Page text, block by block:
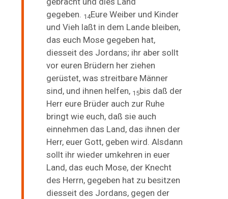
gegeben. 14Eure Weiber und Kinder
und Vieh laßt in dem Lande bleiben,
das euch Mose gegeben hat,
diesseit des Jordans; ihr aber sollt
vor euren Brüdern her ziehen
gerüstet, was streitbare Männer
sind, und ihnen helfen, 15bis daß der
Herr eure Brüder auch zur Ruhe
bringt wie euch, daß sie auch
einnehmen das Land, das ihnen der
Herr, euer Gott, geben wird. Alsdann
sollt ihr wieder umkehren in euer
Land, das euch Mose, der Knecht
des Herrn, gegeben hat zu besitzen
diesseit des Jordans, gegen der